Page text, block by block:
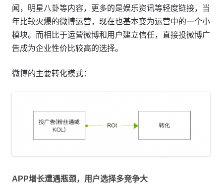
闻，明星八卦等内容，更多的是娱乐资讯等轻度链接，当
年比较火爆的微博运营，现在也基本变为运营中的一个小
模块。而相比于运营微博和用户建立信任，直接投微博广
告成为企业性价比较高的选择。
微博的主要转化模式：
APP增长遭遇瓶颈，用户选择多竞争大